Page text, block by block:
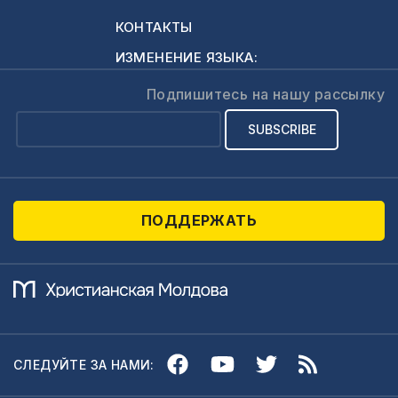
финансовый вклад
и участвовать
вместе с нами в
этом служении, вы
можете это
https://moldovacrestina.md/ru/pozhertvovat/
Подписывайтесь
на канал, чтобы не
КОНТАКТЫ
ИЗМЕНЕНИЕ ЯЗЫКА:
Подпишитесь на нашу рассылку
ПОДДЕРЖАТЬ
СЛЕДУЙТЕ ЗА НАМИ: